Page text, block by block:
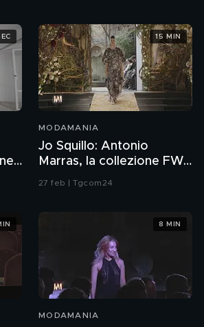
MODAMANIA
Jo Squillo: Antonio
Marras, la collezione FW
26-27
27 feb | Tgcom24
15 MIN
MODAMANIA
8 MIN